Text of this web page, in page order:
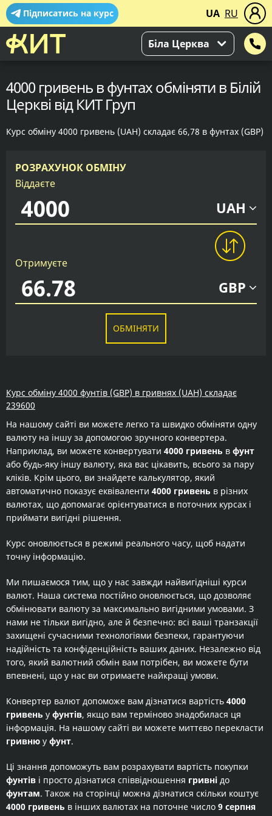
Підписатись на курс UA RU
Біла Церква
4000 гривень в фунтах обміняти в Білій
Церкві від КИТ Груп
Курс обміну 4000 гривень (UAH) складає 66,78 в фунтах (GBP)
РОЗРАХУНОК ОБМІНУ
Віддаєте
UAH
Отримуєте
GBP
ОБМІНЯТИ
Курс обміну 4000 фунтів (GBP) в гривнях (UAH) складає
239600
На нашому сайті ви можете легко та швидко обміняти одну
валюту на іншу за допомогою зручного конвертера.
Наприклад, ви можете конвертувати 4000 гривень в фунт
або будь-яку іншу валюту, яка вас цікавить, всього за пару
кліків. Крім цього, ви знайдете калькулятор, який
автоматично показує еквіваленти 4000 гривень в різних
валютах, що допомагає орієнтуватися в поточних курсах і
приймати вигідні рішення.
Курс оновлюється в режимі реального часу, щоб надати
точну інформацію.
Ми пишаємося тим, що у нас завжди найвигідніші курси
валют. Наша система постійно оновлюється, що дозволяє
обмінювати валюту за максимально вигідними умовами. З
нами не тільки вигідно, але й безпечно: всі ваші транзакції
захищені сучасними технологіями безпеки, гарантуючи
надійність та конфіденційність ваших даних. Незалежно від
того, який валютний обмін вам потрібен, ви можете бути
впевнені, що у нас ви отримаєте найкращі умови.
Конвертер валют допоможе вам дізнатися вартість 4000
гривень у фунтів, якщо вам терміново знадобилася ця
інформація. На нашому сайті ви можете миттєво перекласти
гривню у фунт.
Ці знання допоможуть вам розрахувати вартість покупки
фунтів і просто дізнатися співвідношення гривні до
фунтам. Також на сторінці можна дізнатися скільки коштує
4000 гривень в інших валютах на поточне число 9 серпня